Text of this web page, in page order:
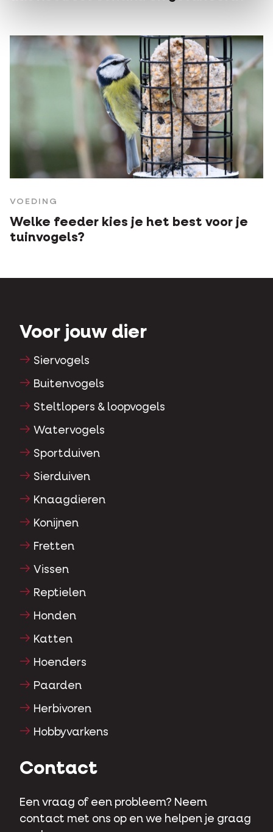
VOEDING
Welke feeder kies je het best voor je
tuinvogels?
Voor jouw dier
Siervogels
Buitenvogels
Steltlopers & loopvogels
Watervogels
Sportduiven
Sierduiven
Knaagdieren
Konijnen
Fretten
Vissen
Reptielen
Honden
Katten
Hoenders
Paarden
Herbivoren
Hobbyvarkens
Contact
Een vraag of een probleem? Neem
contact met ons op en we helpen je graag